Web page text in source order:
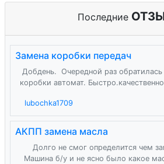
Последние
Замена коробки передач
Добдень. Очередной раз обратилась
коробки автомат.
lubochka1709
АКПП замена масла
Долго не смог определится чем
Машина б/у и не ясно было какое